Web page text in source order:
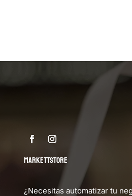
MARKETTSTORE
¿Necesitas automatizar tu